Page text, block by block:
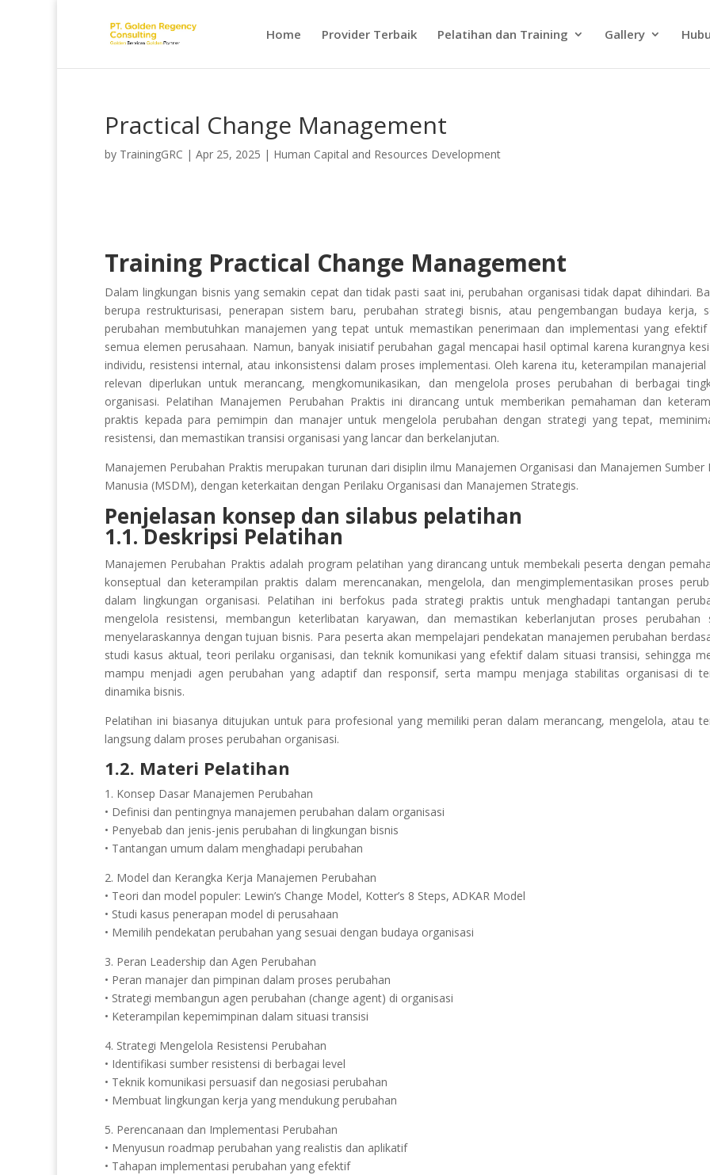
Home Provider Terbaik Pelatihan dan Training Gallery
Practical Change Management
by TrainingGRC | Apr 25, 2025 | Human Capital and Resources Development
Training Practical Change Management
Dalam lingkungan bisnis yang semakin cepat dan tidak pasti saat ini, perubahan organisasi tidak dapat dihindari.
berupa restrukturisasi, penerapan sistem baru, perubahan strategi bisnis, atau pengembangan budaya kerja,
perubahan membutuhkan manajemen yang tepat untuk memastikan penerimaan dan implementasi yang
semua elemen perusahaan. Namun, banyak inisiatif perubahan gagal mencapai hasil optimal karena kurangnya
individu, resistensi internal, atau inkonsistensi dalam proses implementasi. Oleh karena itu, keterampilan manajerial
relevan diperlukan untuk merancang, mengkomunikasikan, dan mengelola proses perubahan di berbagai
organisasi. Pelatihan Manajemen Perubahan Praktis ini dirancang untuk memberikan pemahaman dan
praktis kepada para pemimpin dan manajer untuk mengelola perubahan dengan strategi yang tepat,
resistensi, dan memastikan transisi organisasi yang lancar dan berkelanjutan.
Manajemen Perubahan Praktis merupakan turunan dari disiplin ilmu Manajemen Organisasi dan Manajemen Sumber
Manusia (MSDM), dengan keterkaitan dengan Perilaku Organisasi dan Manajemen Strategis.
Penjelasan konsep dan silabus pelatihan
1.1. Deskripsi Pelatihan
Manajemen Perubahan Praktis adalah program pelatihan yang dirancang untuk membekali peserta dengan
konseptual dan keterampilan praktis dalam merencanakan, mengelola, dan mengimplementasikan proses
dalam lingkungan organisasi. Pelatihan ini berfokus pada strategi praktis untuk menghadapi tantangan
mengelola resistensi, membangun keterlibatan karyawan, dan memastikan keberlanjutan proses perubahan
menyelaraskannya dengan tujuan bisnis. Para peserta akan mempelajari pendekatan manajemen perubahan
studi kasus aktual, teori perilaku organisasi, dan teknik komunikasi yang efektif dalam situasi transisi, sehingga
mampu menjadi agen perubahan yang adaptif dan responsif, serta mampu menjaga stabilitas organisasi di
dinamika bisnis.
Pelatihan ini biasanya ditujukan untuk para profesional yang memiliki peran dalam merancang, mengelola, atau
langsung dalam proses perubahan organisasi.
1.2. Materi Pelatihan
1. Konsep Dasar Manajemen Perubahan
• Definisi dan pentingnya manajemen perubahan dalam organisasi
• Penyebab dan jenis-jenis perubahan di lingkungan bisnis
• Tantangan umum dalam menghadapi perubahan
2. Model dan Kerangka Kerja Manajemen Perubahan
• Teori dan model populer: Lewin’s Change Model, Kotter’s 8 Steps, ADKAR Model
• Studi kasus penerapan model di perusahaan
• Memilih pendekatan perubahan yang sesuai dengan budaya organisasi
3. Peran Leadership dan Agen Perubahan
• Peran manajer dan pimpinan dalam proses perubahan
• Strategi membangun agen perubahan (change agent) di organisasi
• Keterampilan kepemimpinan dalam situasi transisi
4. Strategi Mengelola Resistensi Perubahan
• Identifikasi sumber resistensi di berbagai level
• Teknik komunikasi persuasif dan negosiasi perubahan
• Membuat lingkungan kerja yang mendukung perubahan
5. Perencanaan dan Implementasi Perubahan
• Menyusun roadmap perubahan yang realistis dan aplikatif
• Tahapan implementasi perubahan yang efektif